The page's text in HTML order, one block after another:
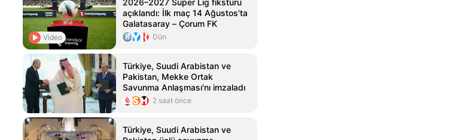
Video
2026–2027 Süper Lig fikstürü
açıklandı: İlk maç 14 Ağustos'ta
Galatasaray – Çorum FK
Dün
Türkiye, Suudi Arabistan ve
Pakistan, Mekke Ortak
Savunma Anlaşması'nı imzaladı
2 saat önce
Türkiye, Suudi Arabistan ve